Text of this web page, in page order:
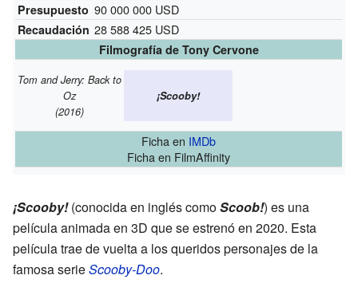
Presupuesto 90 000 000 USD
Recaudación 28 588 425 USD
Filmografía de Tony Cervone
Tom and Jerry: Back to
Oz
(2016)
¡Scooby!
Fichaen IMDb
Fichaen FilmAffinity
¡Scooby!(conocida en inglés comoScoob!) es una
película animada en 3D que se estrenó en 2020. Esta
película trae de vuelta a los queridos personajes de la
famosa serieScooby-Doo.